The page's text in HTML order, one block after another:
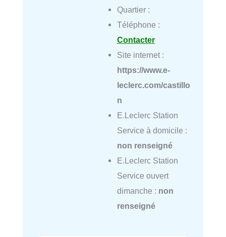
Quartier :
Téléphone :
Contacter
Site internet :
https://www.e-
leclerc.com/castillo
n
E.Leclerc Station
Service à domicile :
non renseigné
E.Leclerc Station
Service ouvert
dimanche : non
renseigné